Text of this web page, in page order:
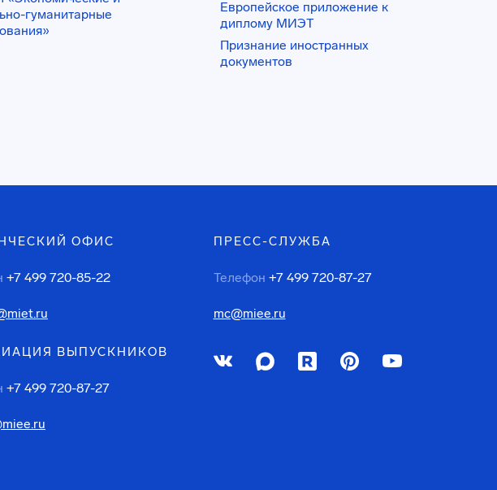
гуманитарные
Европейское приложение к
диплому МИЭТ
Признание иностранных
документов
ОФИС
+7 499 720-85-22
ВЫПУСКНИКОВ
+7 499 720-87-27
ПРЕСС-СЛУЖБА
Телефон +7 499 720-87-27
mc@miee.ru